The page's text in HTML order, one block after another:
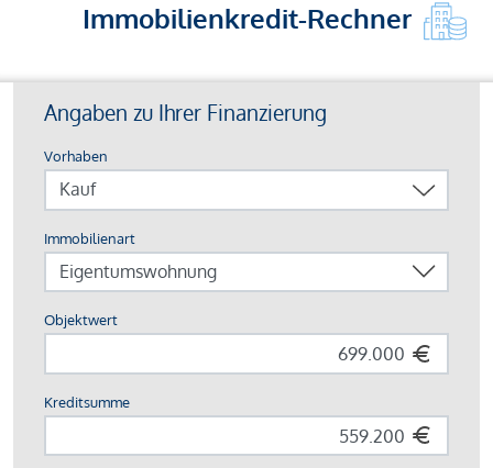
Immobilienkredit-Rechner